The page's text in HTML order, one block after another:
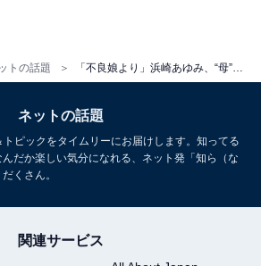
トの話題
ネットの話題
ピックをタイムリーにお届けします。知ってる
だか楽しい気分になれる、ネット発「知ら（な
くさん。
関連サービス